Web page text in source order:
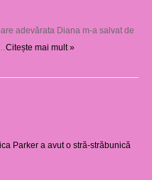
adevărata Diana m-a salvat de
Citește mai mult »
Parker a avut o stră-străbunică